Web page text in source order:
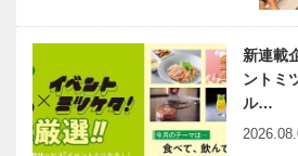
連載コラム
「続・第二の
プレイボー
ル」 ｜
Vol.10
新連載
ントミ
ル…